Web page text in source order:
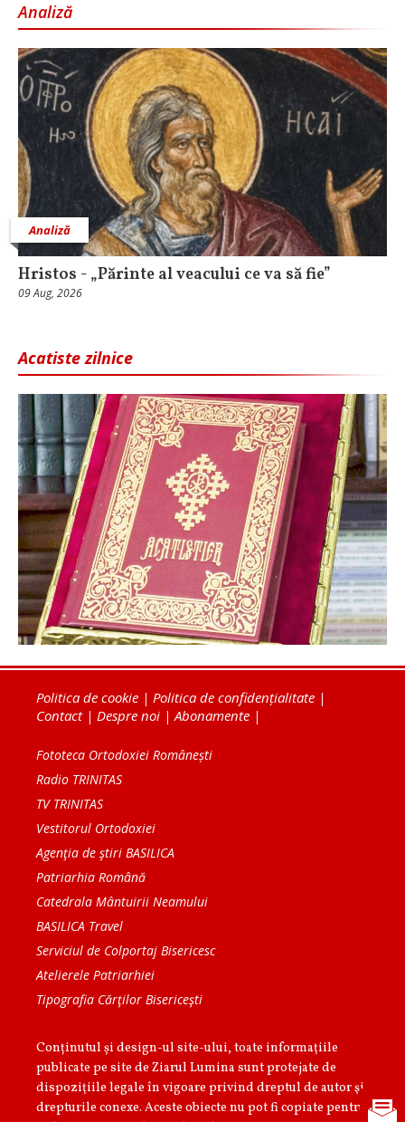
Analiză
Analiză
Hristos - „Părinte al veacului ce va să fie”
09 Aug, 2026
Acatiste zilnice
Politica de cookie | Politica de confidențialitate |
Contact| Despre noi | Abonamente |
Fototeca Ortodoxiei Românești
Radio TRINITAS
TV TRINITAS
Vestitorul Ortodoxiei
Agenţia de ştiri BASILICA
Patriarhia Română
Catedrala Mântuirii Neamului
BASILICA Travel
Serviciul de Colportaj Bisericesc
Atelierele Patriarhiei
Tipografia Cărţilor Bisericeşti
Conținutul și design-ul site-ului, toate informaţiile
publicate pe site de Ziarul Lumina sunt protejate de
dispoziţiile legale în vigoare privind dreptul de autor şi
drepturile conexe. Aceste obiecte nu pot fi copiate pentru